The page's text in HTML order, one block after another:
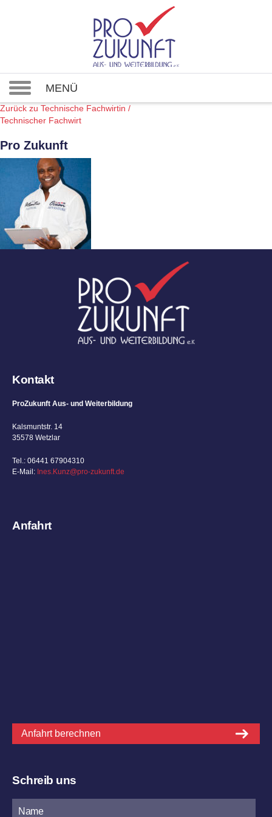
MENÜ
Zurück zu Technische Fachwirtin /
Technischer Fachwirt
Pro Zukunft
Kontakt
ProZukunft Aus- und Weiterbildung
Kalsmuntstr. 14
35578 Wetzlar
Tel.: 06441 67904310
E-Mail: Ines.Kunz@pro-zukunft.de
Anfahrt
Anfahrt berechnen
Schreib uns